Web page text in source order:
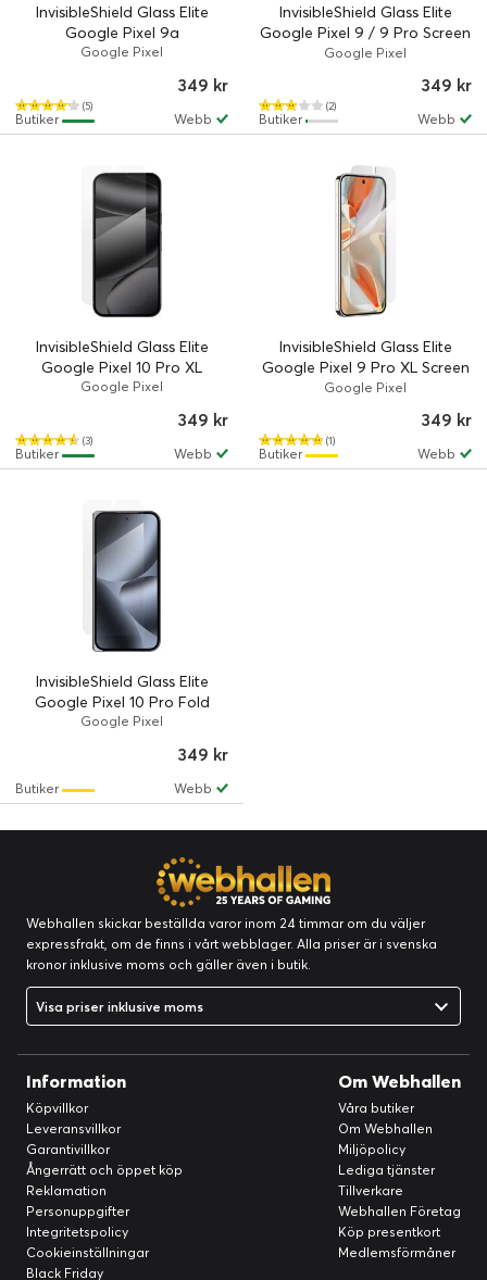
InvisibleShield Glass Elite
Google Pixel 9a
Google Pixel
(5)
349 kr
Webb
Butiker
InvisibleShield Glass Elite
Google Pixel 9 / 9 Pro Screen
Protection
Google Pixel
(2)
349 kr
Webb
Butiker
InvisibleShield Glass Elite
Google Pixel 10 Pro XL
Google Pixel
(3)
349 kr
Webb
Butiker
InvisibleShield Glass Elite
Google Pixel 9 Pro XL Screen
Protection
Google Pixel
(1)
349 kr
Webb
Butiker
InvisibleShield Glass Elite
Google Pixel 10 Pro Fold
Google Pixel
349 kr
Webb
Butiker
Webhallen skickar beställda varor inom 24 timmar om du väljer
expressfrakt, om de finns i vårt webblager. Alla priser är i svenska
kronor inklusive moms och gäller även i butik.
Visa priser inklusive moms
Information
Köpvillkor
Leveransvillkor
Garantivillkor
Ångerrätt och öppet köp
Reklamation
Personuppgifter
Integritetspolicy
Cookieinställningar
Black Friday
Om Webhallen
Våra butiker
Om Webhallen
Miljöpolicy
Lediga tjänster
Tillverkare
Webhallen Företag
Köp presentkort
Medlemsförmåner